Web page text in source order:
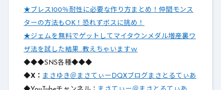
★ブレス100％耐性に必要な作り方まとめ！仲間モンス
ターの方法もOK！恐れずボスに挑め！
★ジェムを無料でゲットしてマイタウンメダル増産裏ワ
ザ法を試した結果…教えちゃいますｗ
◆◆◆SNS各種◆◆◆
◆X： まさゆき＠まさてぃーDQXブログまさとるてぃあ